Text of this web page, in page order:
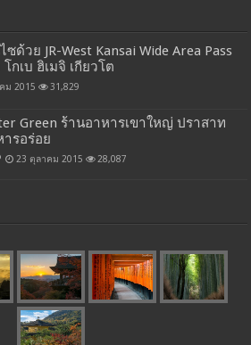
ซด้วย JR-West Kansai Wide Area Pass
กเบ ฮิเมจิ เกียวโต
ม 2015 31,829
Green ร้านอาหารเขาใหญ่ ปราสาท
ารอร่อย
23 ตุลาคม 2015 28,087